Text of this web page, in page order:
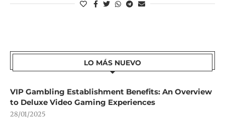
LO MÁS NUEVO
VIP Gambling Establishment Benefits: An Overview
to Deluxe Video Gaming Experiences
28/01/2025